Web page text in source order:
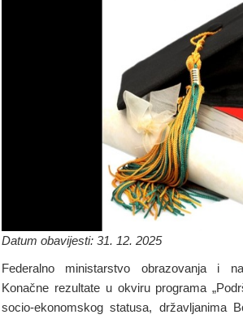
Datum obavijesti: 31. 12. 2025
Federalno ministarstvo obrazovanja i
Konačne rezultate u okviru programa
socio-ekonomskog statusa, državljanima